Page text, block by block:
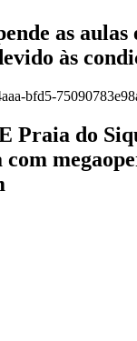
as
às
Praia do